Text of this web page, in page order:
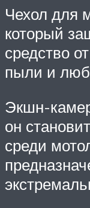
Чехол для
который
средство
пыли и
Экшн-
он
среди